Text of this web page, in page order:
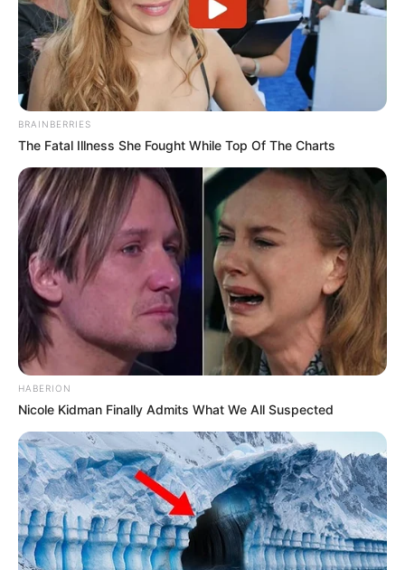
BRAINBERRIES
The Fatal Illness She Fought While Top Of The Charts
HABERION
Nicole Kidman Finally Admits What We All Suspected